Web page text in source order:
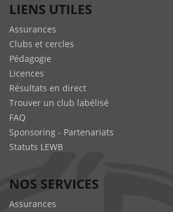
LIENS UTILES
Assurances
Clubs et cercles
Pédagogie
Licences
Résultats en direct
Trouver un club labélisé
FAQ
Sponsoring - Partenariats
Statuts LEWB
NOS SERVICES
Assurances